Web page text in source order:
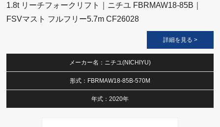
1.8t リーチフォークリフト｜ニチユ FBRMAW18-85B｜
FSVマスト フルフリー5.7m CF26028
詳細を見る >
メーカー名：ニチユ(NICHIYU)
形式：FBRMAW18-85B-570M
年式：2020年